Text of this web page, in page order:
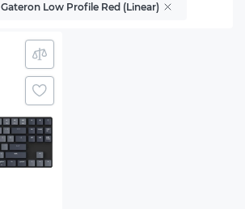
Gateron Low Profile Red (Linear)